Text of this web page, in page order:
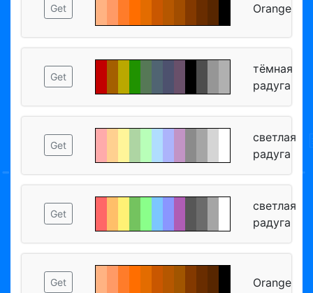
Get Orange
Get
тёмная
радуга
Get
светлая
радуга
Get
светлая
радуга
Get Orange